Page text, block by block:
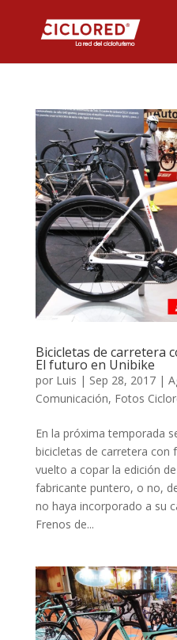
Bicicletas de carretera
El futuro en Unibike
por Luis | Sep 28, 2017|
Comunicación, Fotos
En la próxima temporada
bicicletas de carretera con
vuelto a copar la edición
fabricante puntero, o no,
no haya incorporado a su
Frenos de...